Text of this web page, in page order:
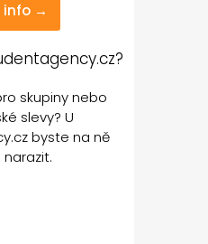
info →
skupiny nebo
slevy? U
byste na ně